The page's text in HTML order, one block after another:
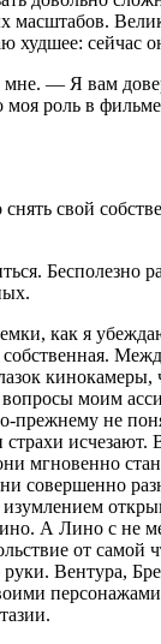
масштабов.
худшее: сейчас
— Я вам
роль в
свой
Бесполезно
как я
собственная.
кинокамеры,
моим
прежнему не
страхи
мгновенно
совершенно
А Лино с не
от самой
Вентура,